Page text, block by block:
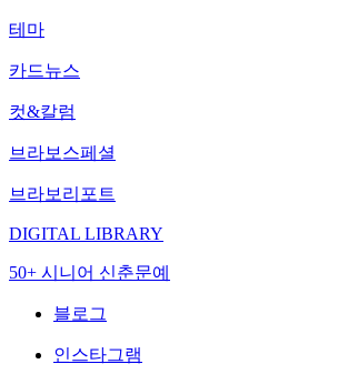
테마
카드뉴스
컷&칼럼
브라보스페셜
브라보리포트
DIGITAL LIBRARY
50+ 시니어 신춘문예
블로그
인스타그램